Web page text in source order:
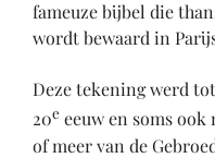
fameuze bijbel die
wordt bewaard in
Deze tekening werd
20e eeuw en soms ook
of meer van de